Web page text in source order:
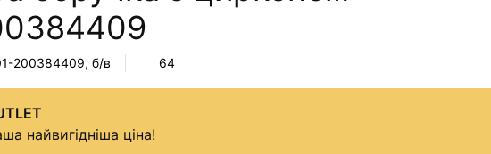
200384409, б/в 64
найвигідніша ціна!